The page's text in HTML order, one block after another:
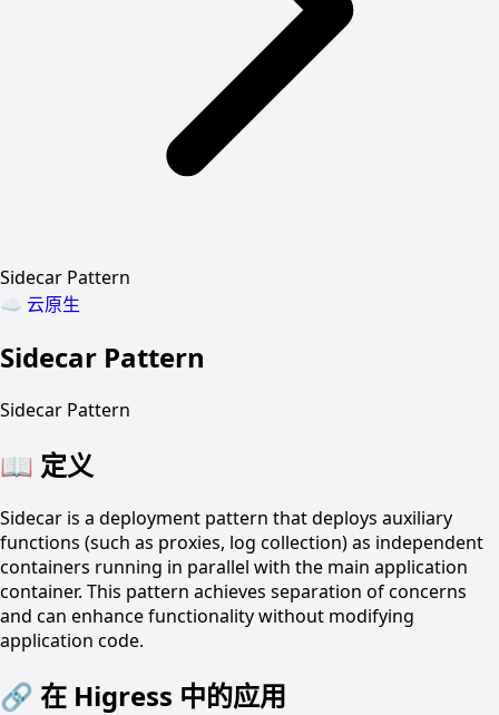
Sidecar Pattern
☁️ 云原生
Sidecar Pattern
Sidecar Pattern
📖 定义
Sidecar is a deployment pattern that deploys auxiliary
functions (such as proxies, log collection) as independent
containers running in parallel with the main application
container. This pattern achieves separation of concerns
and can enhance functionality without modifying
application code.
🔗 在 Higress 中的应用